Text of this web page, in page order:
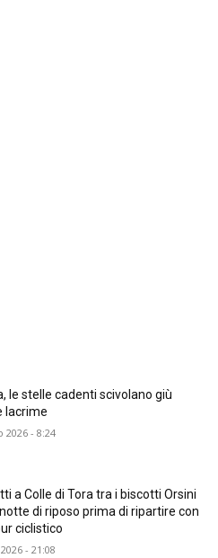
le stelle cadenti scivolano giù
lacrime
2026 - 8:24
a Colle di Tora tra i biscotti Orsini
di riposo prima di ripartire con
ciclistico
- 21:08